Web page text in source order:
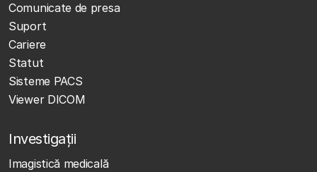
Comunicate de presa
Suport
Cariere
Statut
Sisteme PACS
Viewer DICOM
Investigații
Imagistică medicală